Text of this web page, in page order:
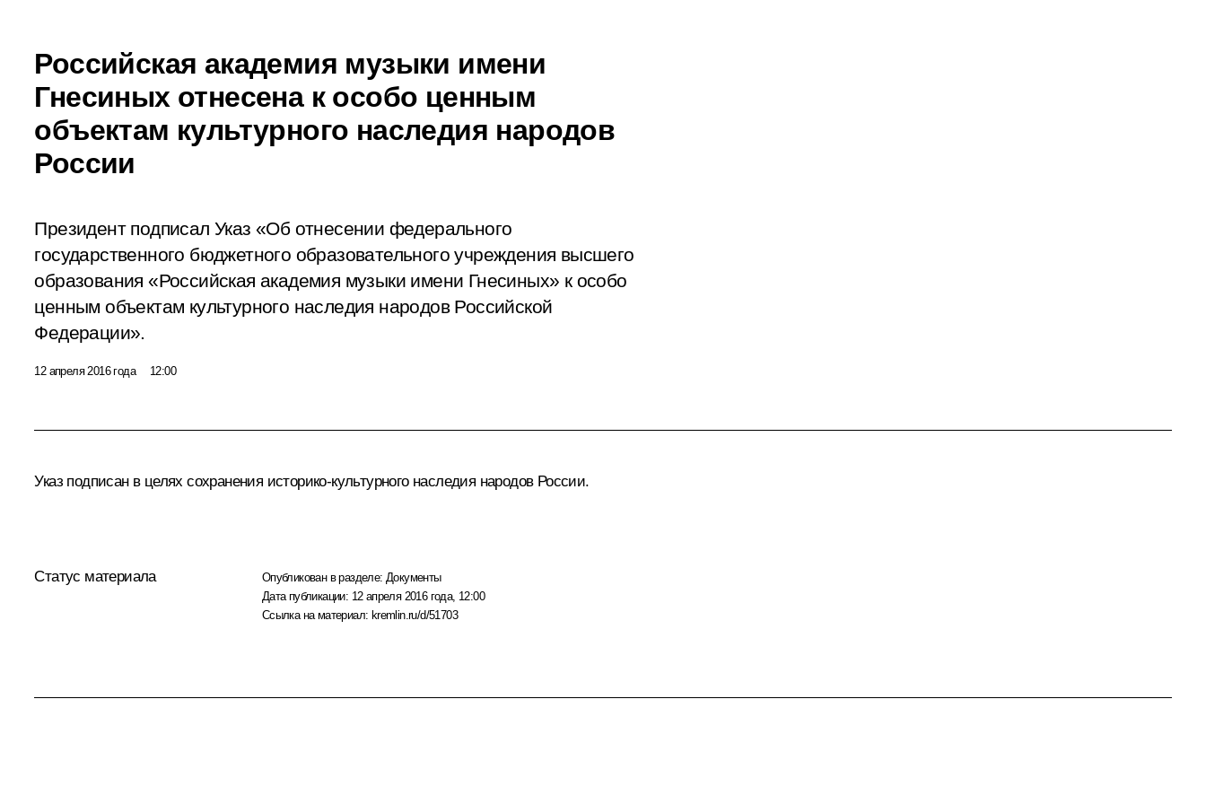
Российская академия музыки имени
Гнесиных отнесена к особо ценным
объектам культурного наследия народов
России
Президент подписал Указ «Об отнесении федерального
государственного бюджетного образовательного учреждения высшего
образования «Российская академия музыки имени Гнесиных» к особо
ценным объектам культурного наследия народов Российской
Федерации».
12 апреля 2016 года 12:00
Указ подписан в целях сохранения историко-культурного наследия народов России.
Статус материала Опубликован в разделе: Документы
Дата публикации: 12 апреля 2016 года, 12:00
Ссылка на материал: kremlin.ru/d/51703